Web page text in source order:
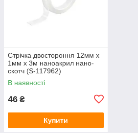
Стрічка двостороння 12мм x
1мм x 3м наноакрил нано-
скотч (S-117962)
В наявності
46 ₴
Купити